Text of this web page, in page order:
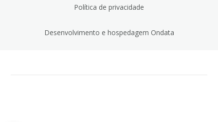
Política de privacidade
Desenvolvimento e hospedagem Ondata